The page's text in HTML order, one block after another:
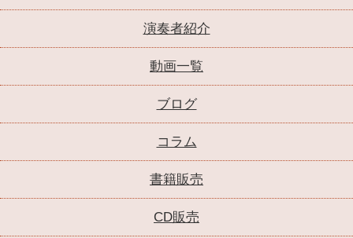
演奏者紹介
動画一覧
ブログ
コラム
書籍販売
CD販売